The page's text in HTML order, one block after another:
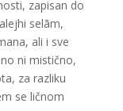
zapisan do
selām,
ali i sve
ni mistično,
za razliku
se ličnom